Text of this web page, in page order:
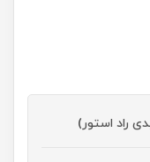
راد استور)